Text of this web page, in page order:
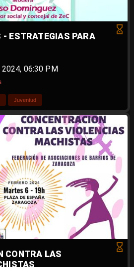
ESTRATEGIAS PARA
2024, 06:30 PM
Juventud
CONTRA LAS